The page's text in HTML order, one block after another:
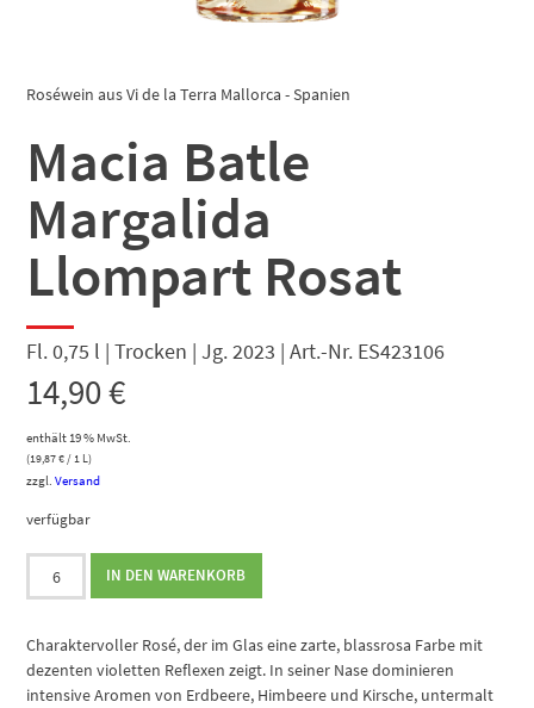
Roséwein aus Vi de la Terra Mallorca - Spanien
Macia Batle
Margalida
Llompart Rosat
Fl. 0,75 l | Trocken | Jg. 2023 | Art.-Nr. ES423106
14,90€
enthält 19 % MwSt.
(19,87€/ 1 L)
zzgl.Versand
verfügbar
Macia
Batle
Llompart
Rosat
Menge
IN DEN WARENKORB
Charaktervoller Rosé, der im Glas eine zarte, blassrosa Farbe mit
dezenten violetten Reflexen zeigt. In seiner Nase dominieren
intensive Aromen von Erdbeere, Himbeere und Kirsche, untermalt